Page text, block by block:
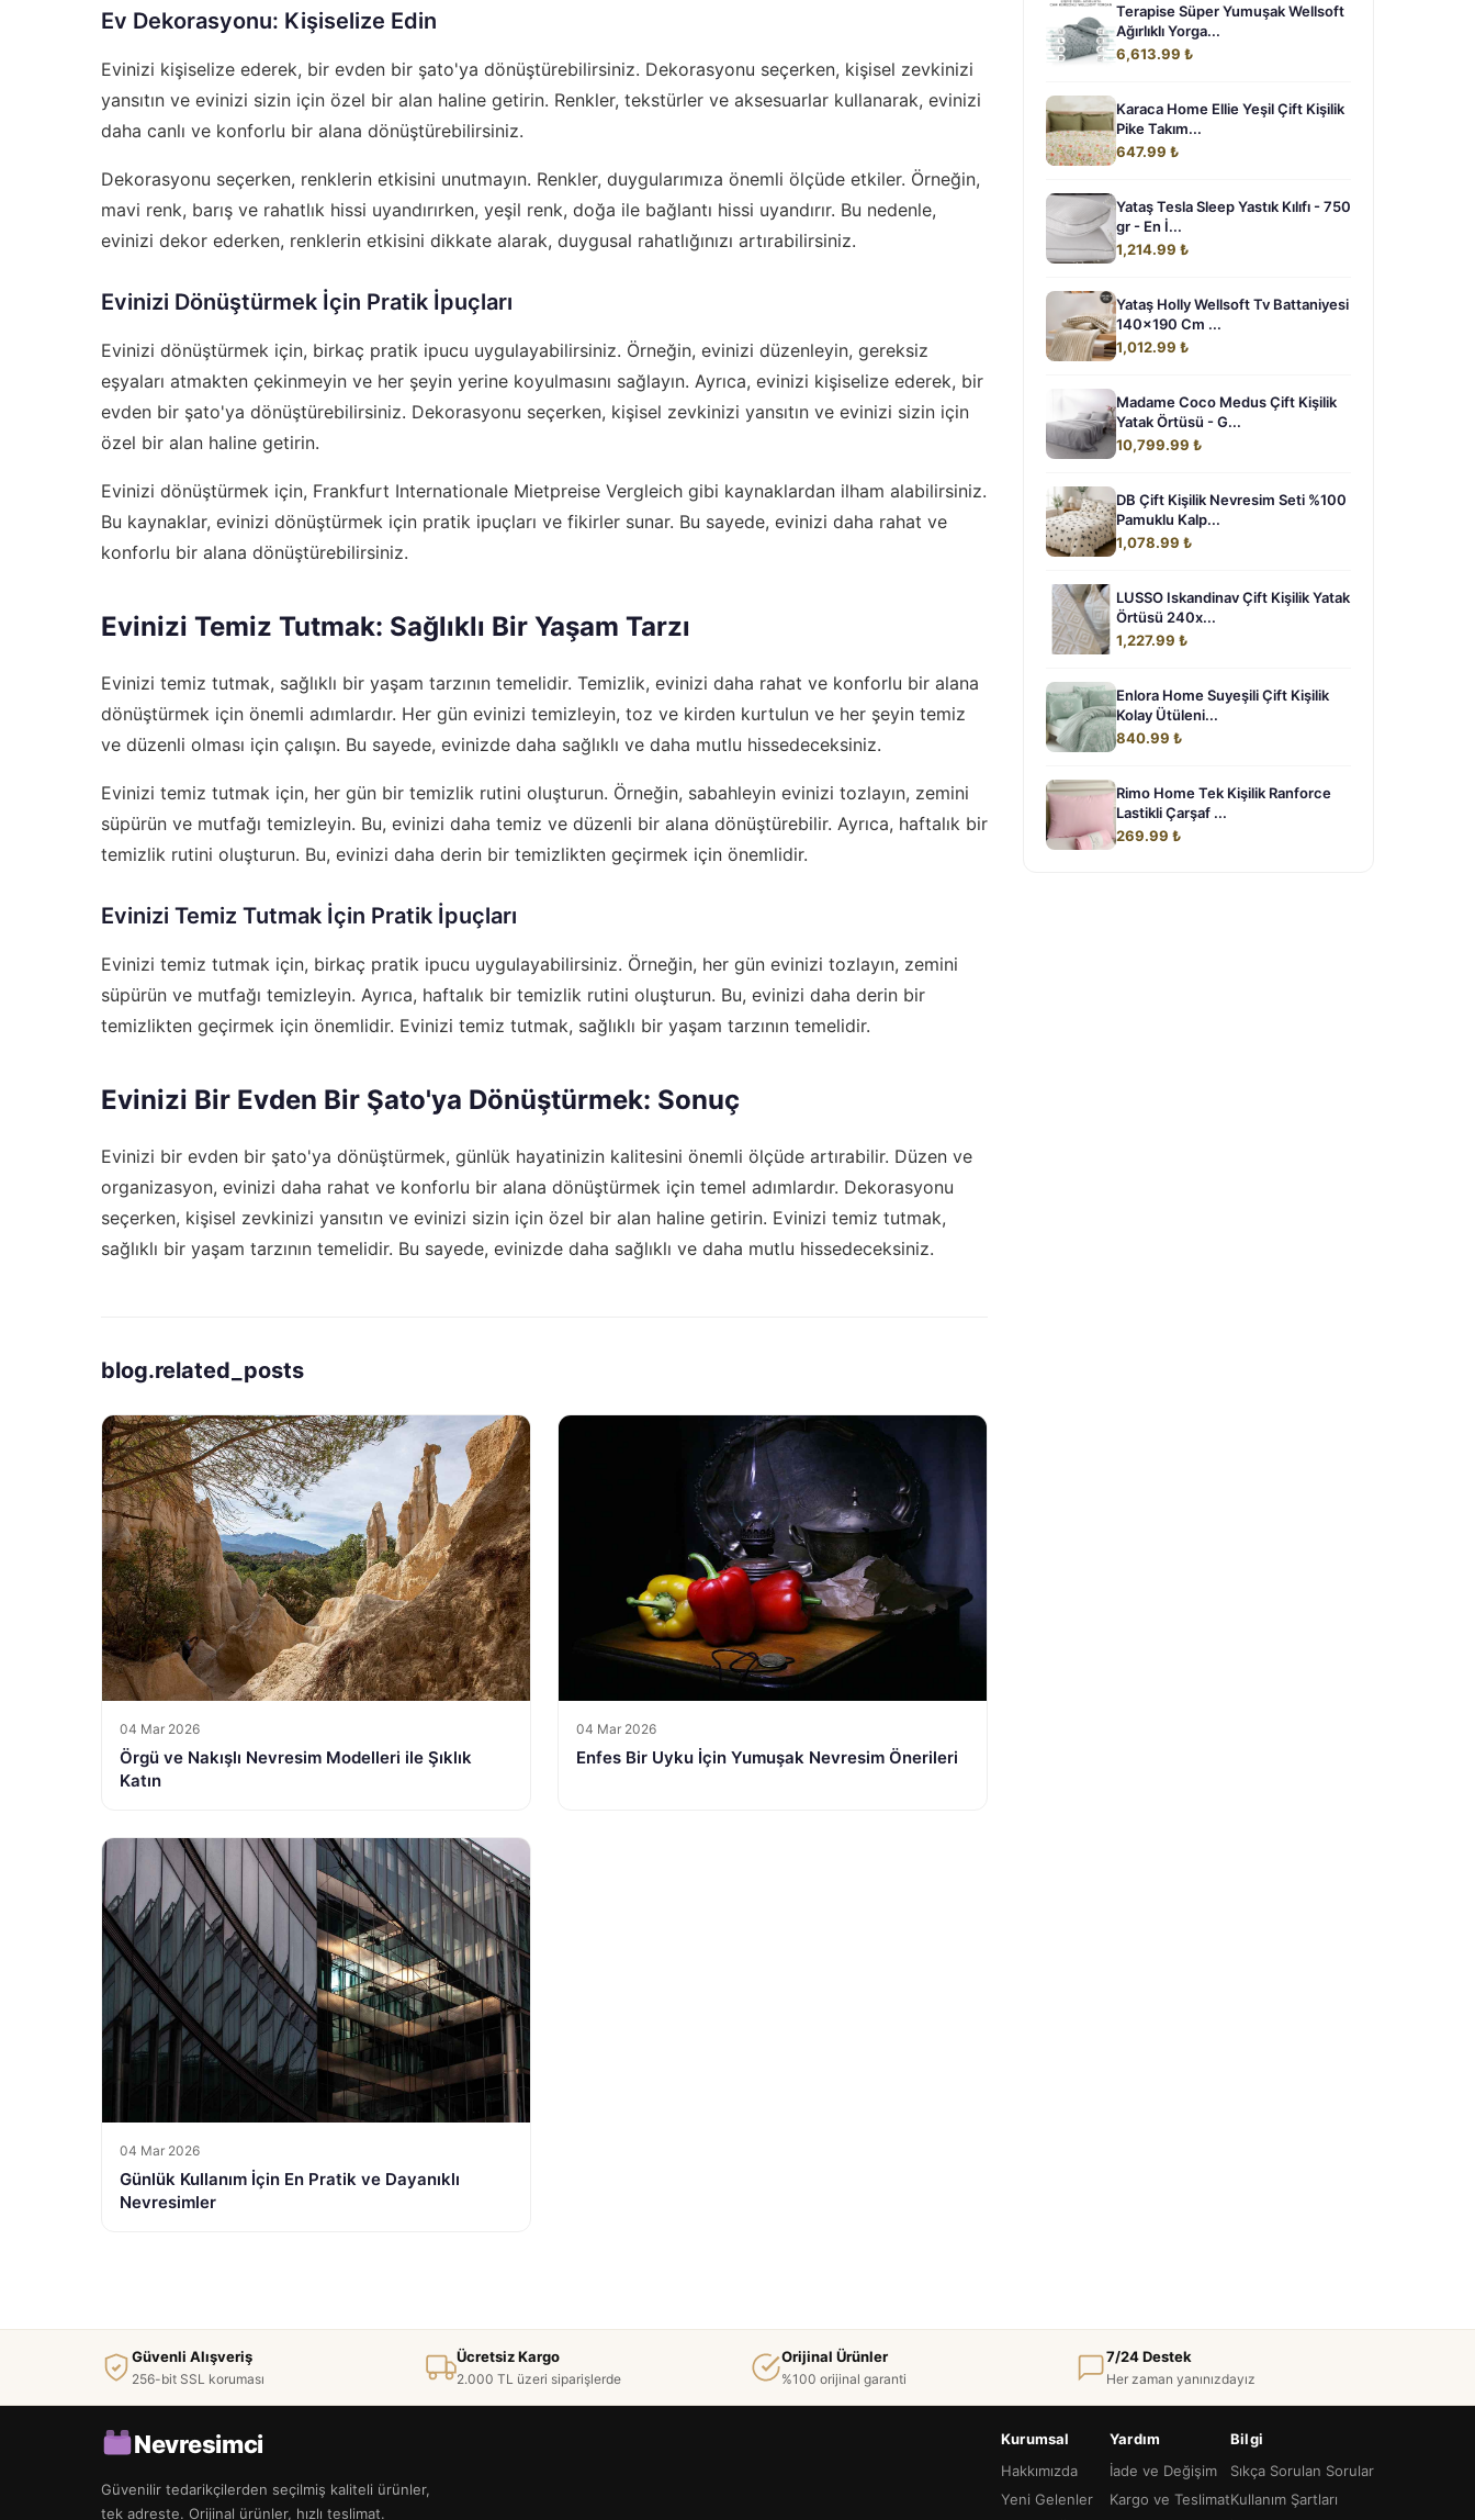
Ev Dekorasyonu: Kişiselize Edin
Evinizi kişiselize ederek, bir evden bir şato'ya dönüştürebilirsiniz. Dekorasyonu seçerken, kişisel zevkinizi
yansıtın ve evinizi sizin için özel bir alan haline getirin. Renkler, tekstürler ve aksesuarlar kullanarak, evinizi
daha canlı ve konforlu bir alana dönüştürebilirsiniz.
Dekorasyonu seçerken, renklerin etkisini unutmayın. Renkler, duygularımıza önemli ölçüde etkiler. Örneğin,
mavi renk, barış ve rahatlık hissi uyandırırken, yeşil renk, doğa ile bağlantı hissi uyandırır. Bu nedenle,
evinizi dekor ederken, renklerin etkisini dikkate alarak, duygusal rahatlığınızı artırabilirsiniz.
Evinizi Dönüştürmek İçin Pratik İpuçları
Evinizi dönüştürmek için, birkaç pratik ipucu uygulayabilirsiniz. Örneğin, evinizi düzenleyin, gereksiz
eşyaları atmakten çekinmeyin ve her şeyin yerine koyulmasını sağlayın. Ayrıca, evinizi kişiselize ederek, bir
evden bir şato'ya dönüştürebilirsiniz. Dekorasyonu seçerken, kişisel zevkinizi yansıtın ve evinizi sizin için
özel bir alan haline getirin.
Evinizi dönüştürmek için, Frankfurt Internationale Mietpreise Vergleich gibi kaynaklardan ilham alabilirsiniz.
Bu kaynaklar, evinizi dönüştürmek için pratik ipuçları ve fikirler sunar. Bu sayede, evinizi daha rahat ve
konforlu bir alana dönüştürebilirsiniz.
Evinizi Temiz Tutmak: Sağlıklı Bir Yaşam Tarzı
Evinizi temiz tutmak, sağlıklı bir yaşam tarzının temelidir. Temizlik, evinizi daha rahat ve konforlu bir alana
dönüştürmek için önemli adımlardır. Her gün evinizi temizleyin, toz ve kirden kurtulun ve her şeyin temiz
ve düzenli olması için çalışın. Bu sayede, evinizde daha sağlıklı ve daha mutlu hissedeceksiniz.
Evinizi temiz tutmak için, her gün bir temizlik rutini oluşturun. Örneğin, sabahleyin evinizi tozlayın, zemini
süpürün ve mutfağı temizleyin. Bu, evinizi daha temiz ve düzenli bir alana dönüştürebilir. Ayrıca, haftalık bir
temizlik rutini oluşturun. Bu, evinizi daha derin bir temizlikten geçirmek için önemlidir.
Evinizi Temiz Tutmak İçin Pratik İpuçları
Evinizi temiz tutmak için, birkaç pratik ipucu uygulayabilirsiniz. Örneğin, her gün evinizi tozlayın, zemini
süpürün ve mutfağı temizleyin. Ayrıca, haftalık bir temizlik rutini oluşturun. Bu, evinizi daha derin bir
temizlikten geçirmek için önemlidir. Evinizi temiz tutmak, sağlıklı bir yaşam tarzının temelidir.
Evinizi Bir Evden Bir Şato'ya Dönüştürmek: Sonuç
Evinizi bir evden bir şato'ya dönüştürmek, günlük hayatinizin kalitesini önemli ölçüde artırabilir. Düzen ve
organizasyon, evinizi daha rahat ve konforlu bir alana dönüştürmek için temel adımlardır. Dekorasyonu
seçerken, kişisel zevkinizi yansıtın ve evinizi sizin için özel bir alan haline getirin. Evinizi temiz tutmak,
sağlıklı bir yaşam tarzının temelidir. Bu sayede, evinizde daha sağlıklı ve daha mutlu hissedeceksiniz.
blog.related_posts
04 Mar 2026
Örgü ve Nakışlı Nevresim Modelleri ile Şıklık
Katın
04 Mar 2026
Enfes Bir Uyku İçin Yumuşak Nevresim Önerileri
04 Mar 2026
Günlük Kullanım İçin En Pratik ve Dayanıklı
Nevresimler
Terapise Süper Yumuşak Wellsoft
Ağırlıklı Yorga...
6,613.99 ₺
Karaca Home Ellie Yeşil Çift Kişilik
Pike Takım...
647.99 ₺
Yataş Tesla Sleep Yastık Kılıfı - 750
gr - En İ...
1,214.99 ₺
Yataş Holly Wellsoft Tv Battaniyesi
140x190 Cm ...
1,012.99 ₺
Madame Coco Medus Çift Kişilik
Yatak Örtüsü - G...
10,799.99 ₺
DB Çift Kişilik Nevresim Seti %100
Pamuklu Kalp...
1,078.99 ₺
LUSSO Iskandinav Çift Kişilik Yatak
Örtüsü 240x...
1,227.99 ₺
Enlora Home Suyeşili Çift Kişilik
Kolay Ütüleni...
840.99 ₺
Rimo Home Tek Kişilik Ranforce
Lastikli Çarşaf ...
269.99 ₺
Güvenli Alışveriş
256-bit SSL koruması
Ücretsiz Kargo
2.000 TL üzeri siparişlerde
Orijinal Ürünler
%100 orijinal garanti
7/24 Destek
Her zaman yanınızdayız
Nevresimci
Güvenilir tedarikçilerden seçilmiş kaliteli ürünler,
tek adreste. Orijinal ürünler, hızlı teslimat.
Kurumsal
Hakkımızda
Yeni Gelenler
Yardım
İade ve Değişim
Kargo ve Teslimat
Bilgi
Sıkça Sorulan Sorular
Kullanım Şartları